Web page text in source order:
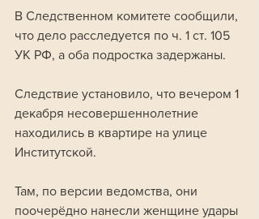
В Следственном комитете сообщили,
что дело расследуется по ч. 1 ст. 105
УК РФ, а оба подростка задержаны.
Следствие установило, что вечером 1
декабря несовершеннолетние
находились в квартире на улице
Институтской.
Там, по версии ведомства, они
поочерёдно нанесли женщине удары